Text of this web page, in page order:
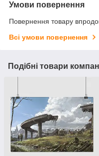
Умови повернення
Повернення товару
Всі умови повернення
Подібні товари